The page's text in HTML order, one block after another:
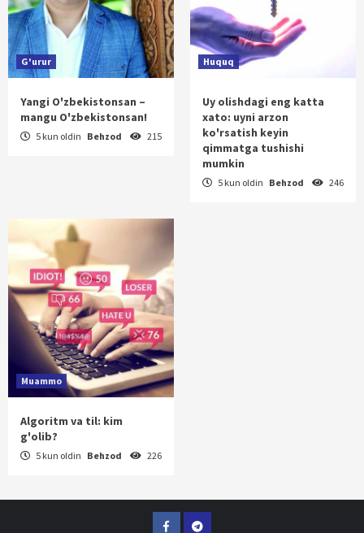
G'urur
Yangi O'zbekistonsan –
mangu O'zbekistonsan!
5 kun oldin Behzod 215
Huquq
Uy olishdagi eng katta
xato: uyni arzon
ko'rsatish keyin
qimmatga tushishi
mumkin
5 kun oldin Behzod 246
Muammo
Algoritm va til: kim
g'olib?
5 kun oldin Behzod 226
FacebookTelegram